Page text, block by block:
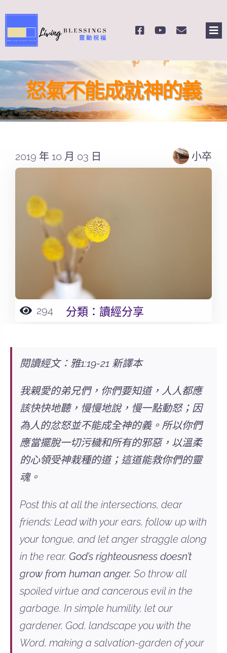
to
content
關於我們
奉獻支持
課程報名
怒氣不能成就神的義
2019 年 10 月 03 日 小卒
294 分類：讀經分享
閱讀經文：雅1:19-21 新譯本
我親愛的弟兄們，你們要知道，人人都應
該快快地聽，慢慢地說，慢一點動怒；因
為人的忿怒並不能成全神的義。所以你們
應當擺脫一切污穢和所有的邪惡，以溫柔
的心領受神栽種的道；這道能救你們的靈
魂。
Post this at all the intersections, dear
friends: Lead with your ears, follow up with
your tongue, and let anger straggle along
in the rear. God’s righteousness doesn’t
grow from human anger. So throw all
spoiled virtue and cancerous evil in the
garbage. In simple humility, let our
gardener, God, landscape you with the
Word, making a salvation-garden of your